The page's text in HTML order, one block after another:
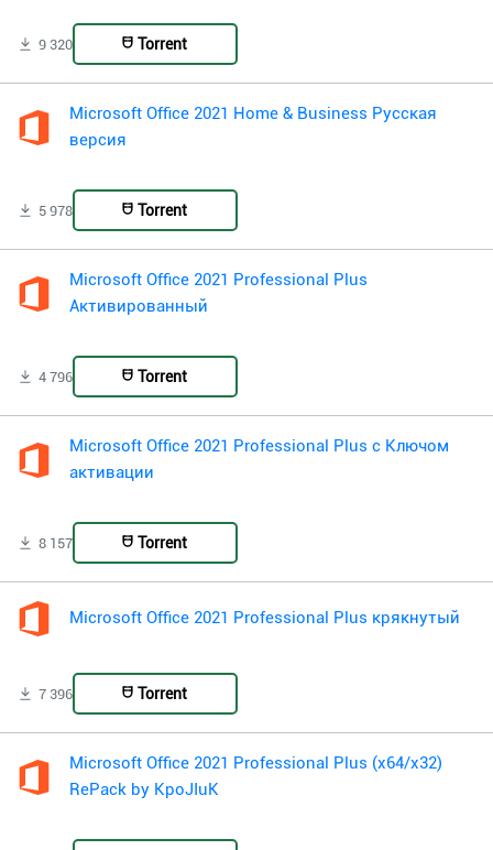
9 320 Torrent
Microsoft Office 2021 Home & Business Русская
версия
5 978 Torrent
Microsoft Office 2021 Professional Plus
Активированный
4 796 Torrent
Microsoft Office 2021 Professional Plus с Ключом
активации
8 157 Torrent
Microsoft Office 2021 Professional Plus крякнутый
7 396 Torrent
Microsoft Office 2021 Professional Plus (x64/x32)
RePack by KpoJIuK